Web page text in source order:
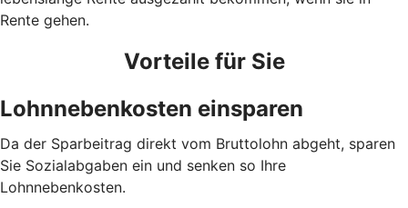
Rente gehen.
Vorteile für Sie
Lohnnebenkosten einsparen
Da der Sparbeitrag direkt vom Bruttolohn abgeht, sparen
Sie Sozialabgaben ein und senken so Ihre
Lohnnebenkosten.